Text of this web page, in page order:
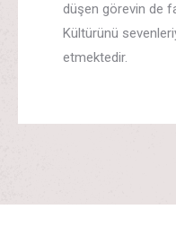
düşen görevin de
Kültürünü
etmektedir.